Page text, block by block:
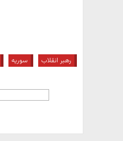
رهبر انقلاب سوریه